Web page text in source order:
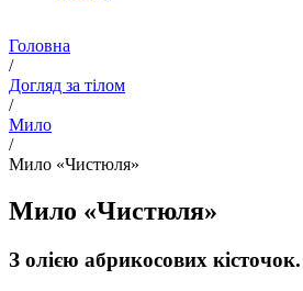
Головна
/
Догляд за тілом
/
Мило
/
Мило «Чистюля»
Мило «Чистюля»
З олією абрикосових кісточок.